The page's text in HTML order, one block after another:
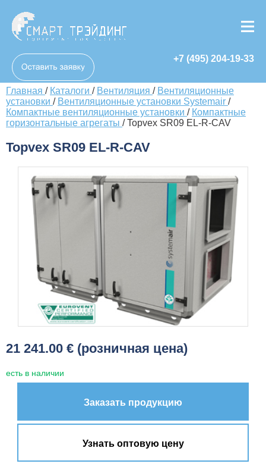
+7 (495) 204-19-33
Главная / Каталоги / Вентиляция / Вентиляционные
установки / Вентиляционные установки Systemair /
Компактные вентиляционные установки / Компактные
горизонтальные агрегаты /Topvex SR09 EL-R-CAV
Topvex SR09 EL-R-CAV
21 241.00 € (розничная цена)
есть в наличии
Заказать продукцию
Узнать оптовую цену